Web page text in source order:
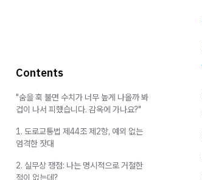
Contents
"숨을 훅 불면 수치가 너무 높게 나올까 봐
겁이 나서 피했습니다. 감옥에 가나요?"
1. 도로교통법 제44조 제2항, 예외 없는
엄격한 잣대
2. 실무상 쟁점: 나는 명시적으로 거절한
적이 없는데?